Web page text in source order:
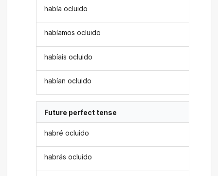
había ocluido
habíamos ocluido
habíais ocluido
habían ocluido
Future perfect tense
habré ocluido
habrás ocluido